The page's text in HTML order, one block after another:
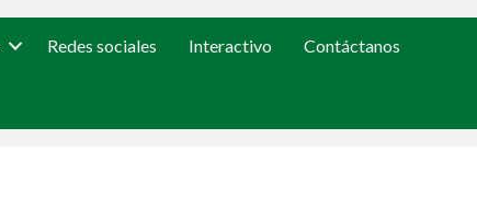
Redes sociales Interactivo Contáctanos